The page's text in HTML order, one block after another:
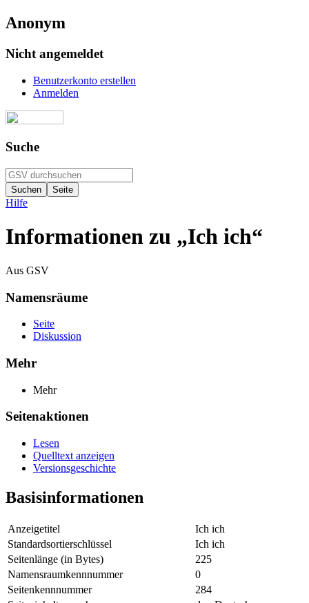
Anonym
Nicht angemeldet
Benutzerkonto erstellen
Anmelden
Suche
Hilfe
Informationen zu „Ich ich“
Aus GSV
Namensräume
Seite
Diskussion
Mehr
Mehr
Seitenaktionen
Lesen
Quelltext anzeigen
Versionsgeschichte
Basisinformationen
Anzeigetitel
Ich ich
Standardsortierschlüssel
Ich ich
Seitenlänge (in Bytes)
225
Namensraumkennnummer
0
Seitenkennnummer
284